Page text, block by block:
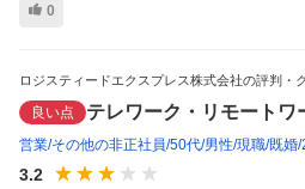
0
ロジスティードエクスプレス株式会社の評判・
良い点 テレワーク・リモートワ
営業 その他の非正社員 50代 男性 現職 既婚
3.2